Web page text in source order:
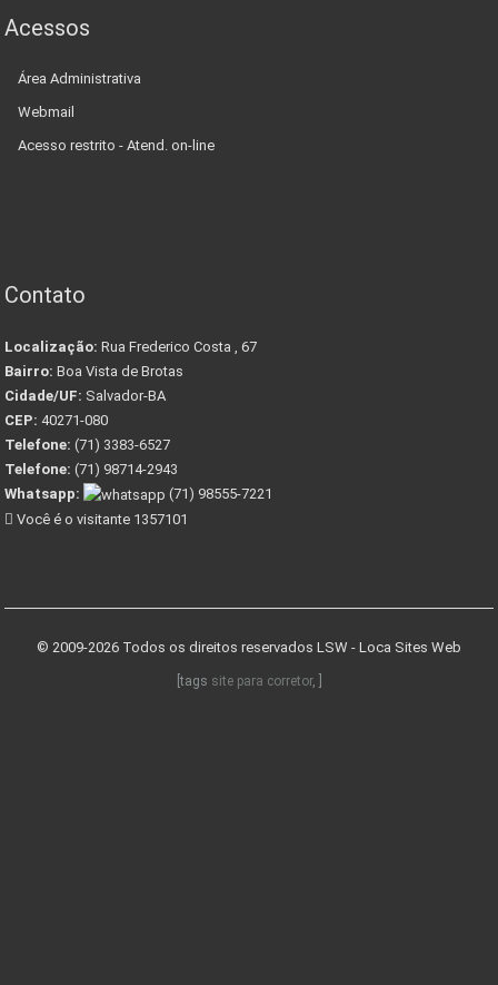
Acessos
Área Administrativa
Webmail
Acesso restrito - Atend. on-line
Contato
Localização: Rua Frederico Costa , 67
Bairro: Boa Vista de Brotas
Cidade/UF: Salvador-BA
CEP: 40271-080
Telefone: (71) 3383-6527
Telefone: (71) 98714-2943
Whatsapp:
(71) 98555-7221
Você é o visitante 1357101
© 2009-2026 Todos os direitos reservados LSW - Loca Sites Web
[tags site para corretor, ]